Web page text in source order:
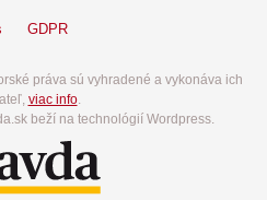
GDPR
práva sú vyhradené a vykonáva ich
viac info.
beží na technológií Wordpress.